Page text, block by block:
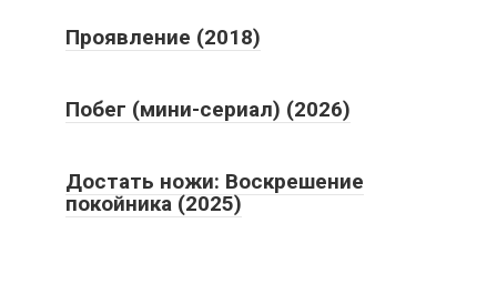
Проявление (2018)
Побег (мини-сериал) (2026)
Достать ножи: Воскрешение
покойника (2025)